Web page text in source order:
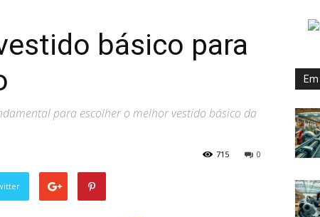
básico para
para escolher o melhor vestido básico da
0
715